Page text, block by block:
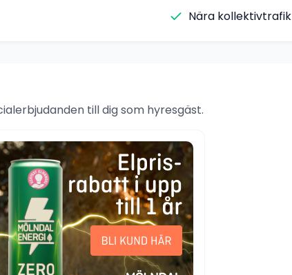
Nära kollektivtrafik
till dig som hyresgäst.